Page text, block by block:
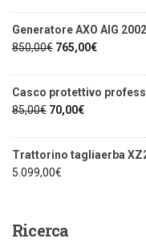
Generatore AXO AIG
850,00€ 765,00€
Casco protettivo
85,00€ 70,00€
Trattorino tagliaerba
5.099,00€
Ricerca